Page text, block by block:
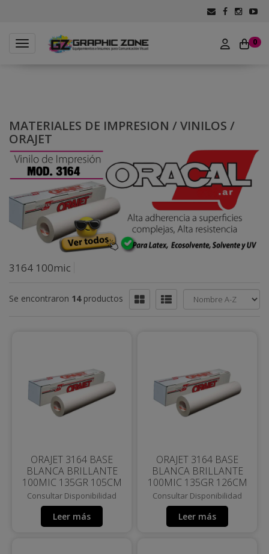
0
Toggle navigation
MATERIALES DE IMPRESION /VINILOS /
ORAJET
3164 100mic
Se encontraron 14 productos
ORAJET 3164 BASE
BLANCA BRILLANTE
100MIC 135GR 105CM
Consultar Disponibilidad
Leer más
ORAJET 3164 BASE
BLANCA BRILLANTE
100MIC 135GR 126CM
Consultar Disponibilidad
Leer más